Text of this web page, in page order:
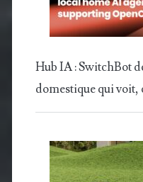
Hub IA : SwitchBot
domestique qui